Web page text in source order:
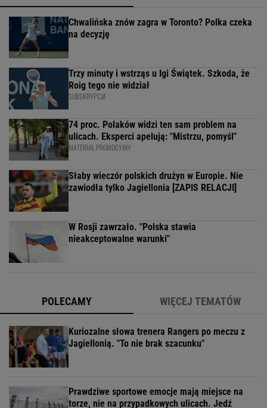
Chwalińska znów zagra w Toronto? Polka czeka
na decyzję
Trzy minuty i wstrząs u Igi Świątek. Szkoda, że
Roig tego nie widział
SUBSKRYPCJA
74 proc. Polaków widzi ten sam problem na
ulicach. Eksperci apelują: "Mistrzu, pomyśl"
MATERIAŁ PROMOCYJNY
Słaby wieczór polskich drużyn w Europie. Nie
zawiodła tylko Jagiellonia [ZAPIS RELACJI]
W Rosji zawrzało. "Polska stawia
nieakceptowalne warunki"
POLECAMY WIĘCEJ TEMATÓW
Kuriozalne słowa trenera Rangers po meczu z
Jagiellonią. "To nie brak szacunku"
Prawdziwe sportowe emocje mają miejsce na
torze, nie na przypadkowych ulicach. Jedź